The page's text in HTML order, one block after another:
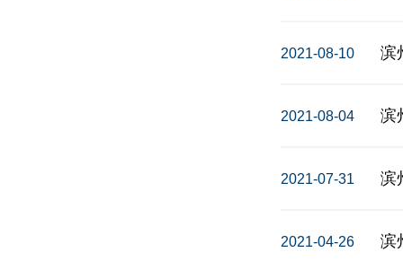
2021-08-10 滨
2021-08-04
2021-07-31 滨
2021-04-26 滨